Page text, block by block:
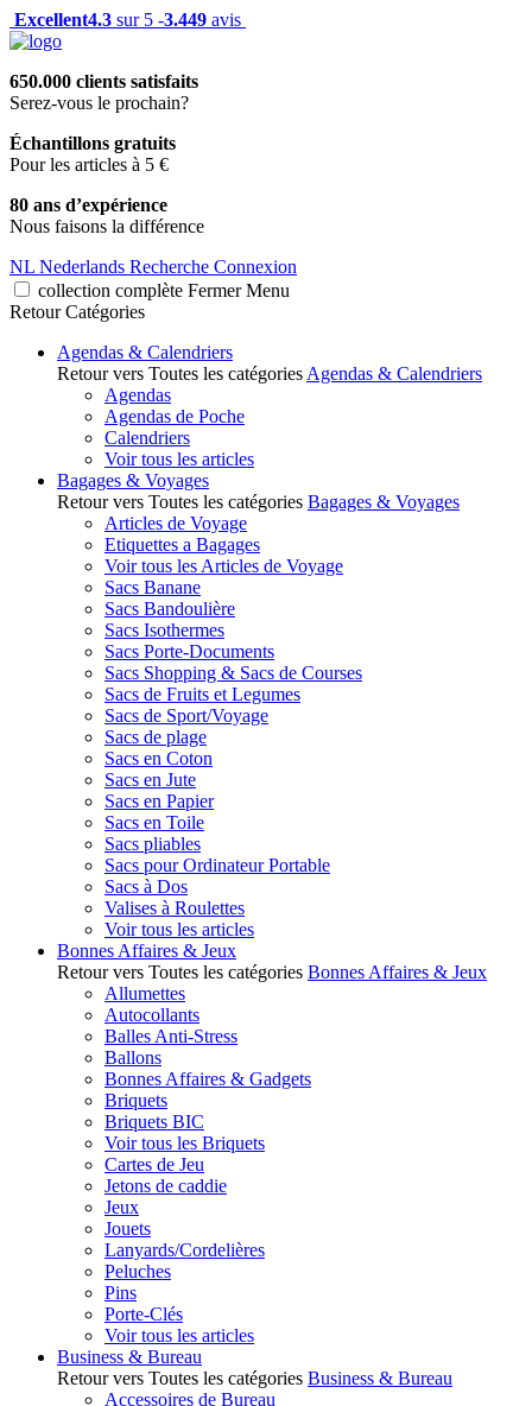
Excellent4.3 sur 5 -3.449 avis
650.000 clients satisfaits
Serez-vous le prochain?
Échantillons gratuits
Pour les articles à 5 €
80 ans d’expérience
Nous faisons la différence
NL Nederlands Recherche Connexion
collection complète Fermer Menu
Retour Catégories
Agendas & Calendriers
Retour vers Toutes les catégories Agendas & Calendriers
Agendas
Agendas de Poche
Calendriers
Voir tous les articles
Bagages & Voyages
Retour vers Toutes les catégories Bagages & Voyages
Articles de Voyage
Etiquettes a Bagages
Voir tous les Articles de Voyage
Sacs Banane
Sacs Bandoulière
Sacs Isothermes
Sacs Porte-Documents
Sacs Shopping & Sacs de Courses
Sacs de Fruits et Legumes
Sacs de Sport/Voyage
Sacs de plage
Sacs en Coton
Sacs en Jute
Sacs en Papier
Sacs en Toile
Sacs pliables
Sacs pour Ordinateur Portable
Sacs à Dos
Valises à Roulettes
Voir tous les articles
Bonnes Affaires & Jeux
Retour vers Toutes les catégories Bonnes Affaires & Jeux
Allumettes
Autocollants
Balles Anti-Stress
Ballons
Bonnes Affaires & Gadgets
Briquets
Briquets BIC
Voir tous les Briquets
Cartes de Jeu
Jetons de caddie
Jeux
Jouets
Lanyards/Cordelières
Peluches
Pins
Porte-Clés
Voir tous les articles
Business & Bureau
Retour vers Toutes les catégories Business & Bureau
Accessoires de Bureau